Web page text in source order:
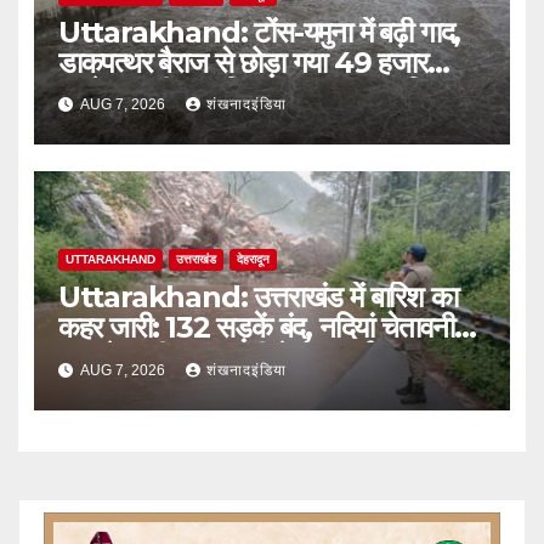
Uttarakhand: टोंस-यमुना में बढ़ी गाद,
डाकपत्थर बैराज से छोड़ा गया 49 हजार
क्यूसेक पानी; जलविद्युत उत्पादन प्रभावित
AUG 7, 2026 शंखनादइंडिया
UTTARAKHAND उत्तराखंड देहरादून
Uttarakhand: उत्तराखंड में बारिश का
कहर जारी: 132 सड़कें बंद, नदियां चेतावनी
स्तर के करीब; आज भी येलो अलर्ट
AUG 7, 2026 शंखनादइंडिया